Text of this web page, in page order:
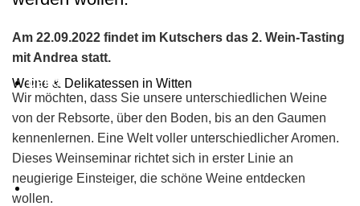
Weine & Delikatessen in Witten
DEKO
GALERIE
Am 22.09.2022 findet im Kutschers das 2. Wein-Tasting
mit Andrea statt.
Wir möchten, dass Sie unsere unterschiedlichen Weine
von der Rebsorte, über den Boden, bis an den Gaumen
kennenlernen. Eine Welt voller unterschiedlicher Aromen.
Dieses Weinseminar richtet sich in erster Linie an
neugierige Einsteiger, die schöne Weine entdecken
wollen.